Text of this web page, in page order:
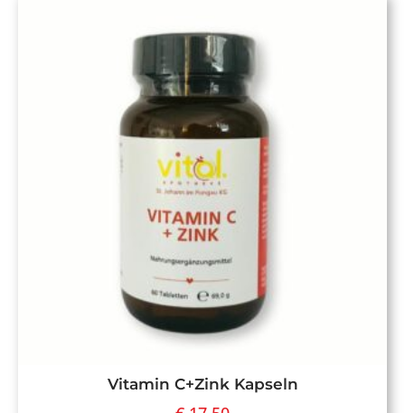
Vitamin C+Zink Kapseln